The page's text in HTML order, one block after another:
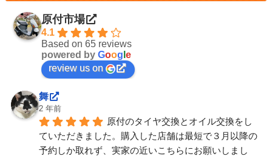
原付市場
4.1
Based on 65 reviews
powered by Goog e
review us on
舞
2 年前
原付のタイヤ交換とオイル交換をし
ていただきました。購入した店舗は最短で３月以降の
予約しか取れず、実家の近いこちらにお願いしまし